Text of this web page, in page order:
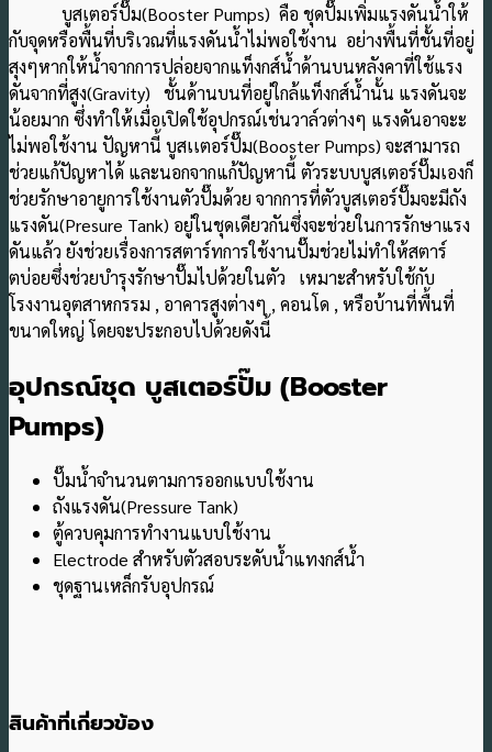
บูสเตอร์ปั๊ม(Booster Pumps) คือ ชุดปั๊มเพิ่มแรงดันน้ำให้
กับจุดหรือพื้นที่บริเวณที่แรงดันน้ำไม่พอใช้งาน อย่างพื้นที่ชั้นที่อยู่
สุงๆหากให้น้ำจากการปล่อยจากแท็งกส์น้ำด้านบนหลังคาที่ใช้แรง
ดันจากที่สูง(Gravity) ชั้นด้านบนที่อยู่ใกล้แท็งกส์น้ำนั้น แรงดันจะ
น้อยมาก ซึ่งทำให้เมื่อเปิดใช้อุปกรณ์เช่นวาล์วต่างๆ แรงดันอาจะะ
ไม่พอใช้งาน ปัญหานี้ บูสเเตอร์ปั๊ม(Booster Pumps) จะสามารถ
ช่วยแก้ปัญหาได้ และนอกจากแก้ปัญหานี้ ตัวระบบบูสเตอร์ปั๊มเองก็
ช่วยรักษาอายูการใช้งานตัวปั๊มด้วย จากการที่ตัวบูสเตอร์ปั๊มจะมีถัง
แรงดัน(Presure Tank) อยู่ในชุดเดียวกันซึ่งจะช่วยในการรักษาแรง
ดันแล้ว ยังช่วยเรื่องการสตาร์ทการใช้งานปั๊มช่วยไม่ทำให้สตาร์
ตบ่อยซึ่งช่วยบำรุงรักษาปั๊มไปด้วยในตัว เหมาะสำหรับใช้กับ
โรงงานอุตสาหกรรม , อาคารสูงต่างๆ , คอนโด , หรือบ้านที่พื้นที่
ขนาดใหญ่ โดยจะประกอบไปด้วยดังนี้
อุปกรณ์ชุด บูสเตอร์ปั๊ม (Booster
Pumps)
ปั๊มน้ำจำนวนตามการออกแบบใช้งาน
ถังแรงดัน(Pressure Tank)
ตู้ควบคุมการทำงานแบบใช้งาน
Electrode สำหรับตัวสอบระดับน้ำแทงกส์น้ำ
ชุดฐานเหล็กรับอุปกรณ์
สินค้าที่เกี่ยวข้อง